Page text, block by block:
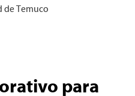
de Temuco
para